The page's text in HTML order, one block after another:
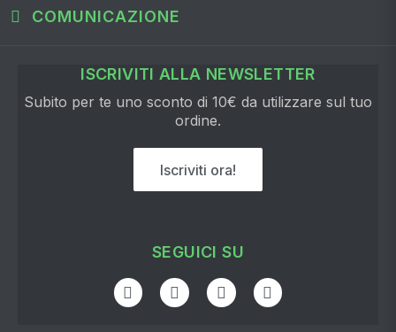
COMUNICAZIONE
ISCRIVITI ALLA NEWSLETTER
Subito per te uno sconto di 10€ da utilizzare sul tuo
ordine.
Iscriviti ora!
SEGUICI SU